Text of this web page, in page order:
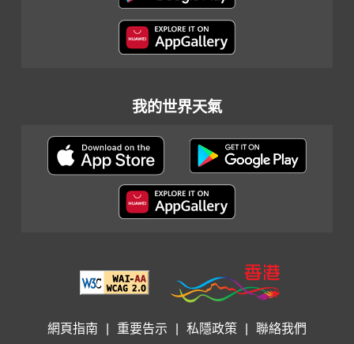
我的世界天氣
網頁指南 重要告示 私隱政策 聯絡我們